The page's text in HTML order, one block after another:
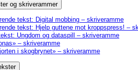
og skriverammer
tekst: Digital mobbing – skriveramme
tekst: Hjelp guttene mot kroppspress! –
Ungdom og dataspill – skriveramme
– skriveramme
i skogbrynet» – skriveramme